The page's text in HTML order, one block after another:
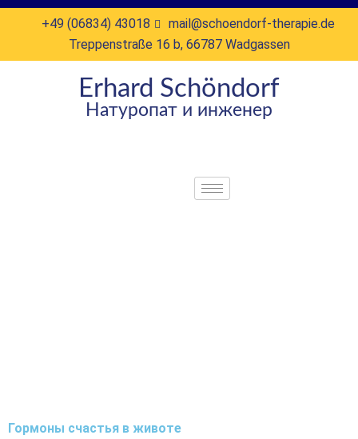
+49 (06834) 43018
mail@schoendorf-therapie.de
Treppenstraße 16 b, 66787 Wadgassen
Erhard Schöndorf
Натуропат и инженер
Гормоны счастья в животе